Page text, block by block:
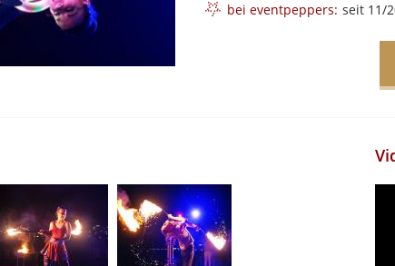
bei eventpeppers: seit 11/